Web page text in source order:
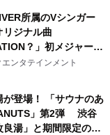
所属のVシンガー
リジナル曲
？」初メジャー配
！ンタテインメント
が登場！ 「サウナのあ
」第2弾 渋谷
湯」と期間限定のコ